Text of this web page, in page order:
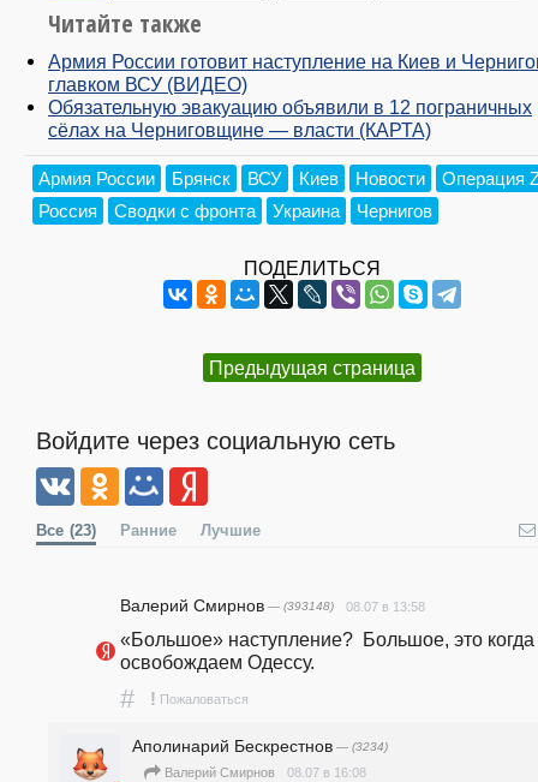
Читайте также
Армия России готовит наступление на Киев и
главком ВСУ (ВИДЕО)
Обязательную эвакуацию объявили в 12 пограничных
сёлах на Черниговщине — власти (КАРТА)
Армия России Брянск ВСУ Киев Новости
Операция
Россия
Сводки с фронта Украина Чернигов
ПОДЕЛИТЬСЯ
Предыдущая страница
Войдите через социальную сеть
Все (23) Ранние Лучшие
Валерий Смирнов — (393148) 08.07 в 13:58
«Большое» наступление?  Большое, это когда
освобождаем Одессу.
# ! Пожаловаться
Аполинарий Бескрестнов — (3234)
Валерий Смирнов 08.07 в 16:08